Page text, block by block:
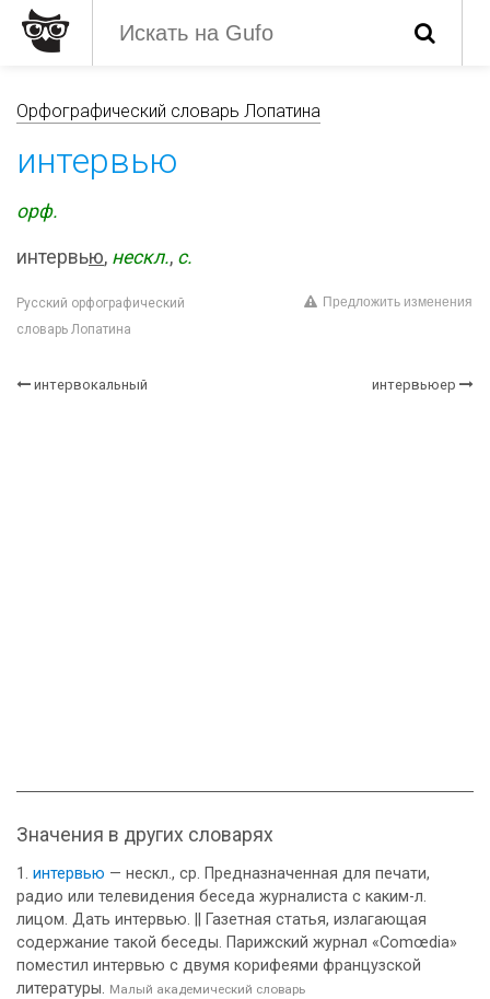
Орфографический словарь Лопатина
интервью
орф.
интервью, нескл., с.
Русский орфографический
словарь Лопатина
Предложить изменения
интервокальный интервьюер
Значения в других словарях
интервью — нескл., ср. Предназначенная для печати,
радио или телевидения беседа журналиста с каким-л.
лицом. Дать интервью. || Газетная статья, излагающая
содержание такой беседы. Парижский журнал «Comœdia»
поместил интервью с двумя корифеями французской
литературы. Малый академический словарь